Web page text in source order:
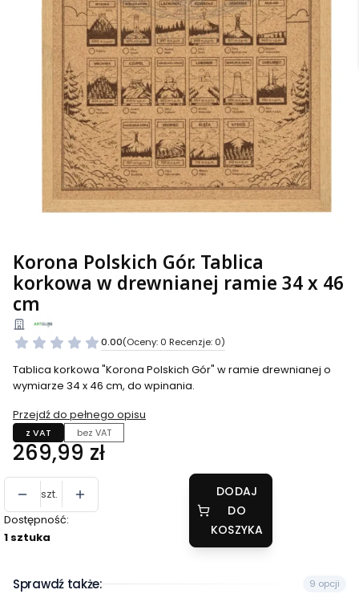
Korona Polskich Gór. Tablica
korkowa w drewnianej ramie 34 x 46
cm
0.00(Oceny: 0 Recenzje: 0)
Tablica korkowa "Korona Polskich Gór" w ramie drewnianej o
wymiarze 34 x 46 cm, do wpinania.
Przejdź do pełnego opisu
z VAT bez VAT
Cena
269,99 zł
szt.
Dostępność:
1 sztuka
DODAJ
DO
KOSZYKA
Sprawdź także: 9 opcji